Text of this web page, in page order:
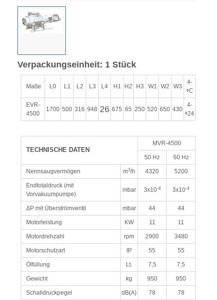
Verpackungseinheit: 1 Stück
Maße L0 L1 L2 L3 L4 H1 H2 H3 W1 W2 W3
4-
ᶲC
EVR-
4500
1700 500 316 948 26 675 65 250 520 650 430
4-
ᶲ24
TECHNISCHE DATEN
MVR-4500
50 Hz 60 Hz
Nennsaugvermögen m3/h 4320 5200
Endtotaldruck (mit
Vorvakuumpumpe)
mbar 3x10-4 3x10-4
ΔP mit Überströmventil mbar 44 44
Motorleistung KW 11 11
Motordrehzahl rpm 2900 3480
Motorschutzart IP 55 55
Ölfüllung Lt. 7,5 7,5
Gewicht kg 950 950
Schalldruckpegel dB(A) 78 78